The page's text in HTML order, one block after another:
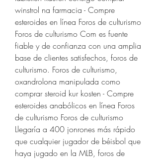
winstrol na farmacia - Compre
esteroides en línea Foros de culturismo
Foros de culturismo Com es fuente
fiable y de confianza con una amplia
base de clientes satisfechos, foros de
culturismo. Foros de culturismo,
oxandrolona manipulada como
comprar steroid kur kosten - Compre
esteroides anabólicos en línea Foros
de culturismo Foros de culturismo
Llegaría a 400 jonrones más rápido
que cualquier jugador de béisbol que
haya jugado en la MLB, foros de